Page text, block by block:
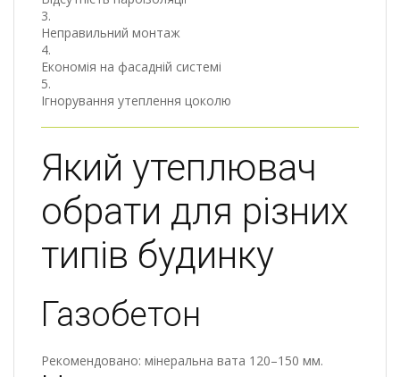
Неправильний монтаж
Економія на фасадній системі
Ігнорування утеплення цоколю
Який утеплювач
обрати для різних
типів будинку
Газобетон
Рекомендовано: мінеральна вата 120–150 мм.